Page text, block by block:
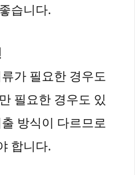
습니다.
가 필요한 경우도
필요한 경우도 있
방식이 다르므로
합니다.